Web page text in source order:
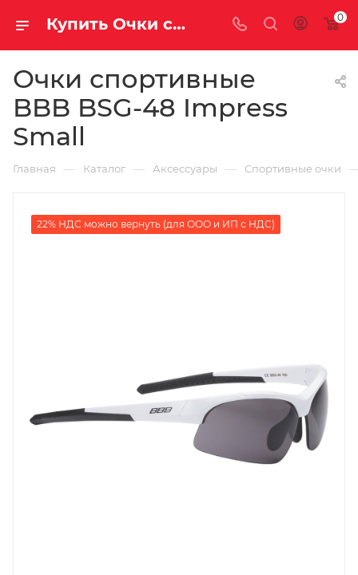
Купить Очки спортивные BBB BSG-48 Impress Small за рублей, а со скидкой 0
Очки спортивные
BBB BSG-48 Impress
Small
Главная — Каталог — Аксессуары — Спортивные очки
22% НДС можно вернуть (для ООО и ИП с НДС)